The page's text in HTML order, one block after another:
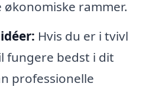
rammer.
Hvis du er i tvivl
fungere bedst i dit
professionelle